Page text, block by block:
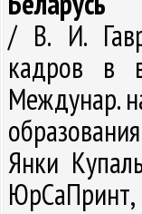
/ В. И.
кадров в
Междунар.
Янки
ЮрСаПринт,